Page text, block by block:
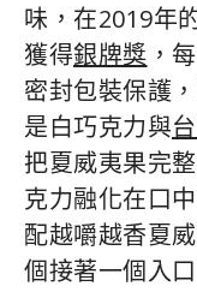
味，在2019年
獲得銀牌獎 ，
密封包裝保護
是白巧克力與
把夏威夷果完
克力融化在口
配越嚼越香夏
個接著一個入口